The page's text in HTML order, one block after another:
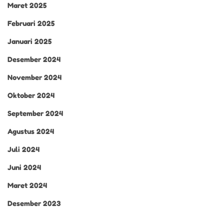
Maret 2025
Februari 2025
Januari 2025
Desember 2024
November 2024
Oktober 2024
September 2024
Agustus 2024
Juli 2024
Juni 2024
Maret 2024
Desember 2023